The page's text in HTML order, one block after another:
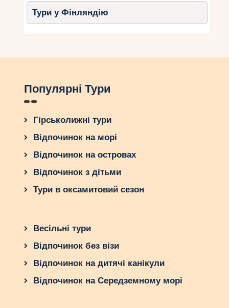
Тури у Фінляндію
Популярні Тури
Гірськолижні тури
Відпочинок на морі
Відпочинок на островах
Відпочинок з дітьми
Тури в оксамитовий сезон
Весільні тури
Відпочинок без візи
Відпочинок на дитячі канікули
Відпочинок на Середземному морі